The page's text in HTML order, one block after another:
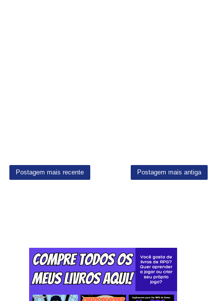
Postagem mais recente Postagem mais antiga